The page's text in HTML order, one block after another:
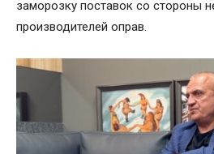
заморозку поставок со стороны
производителей оправ.